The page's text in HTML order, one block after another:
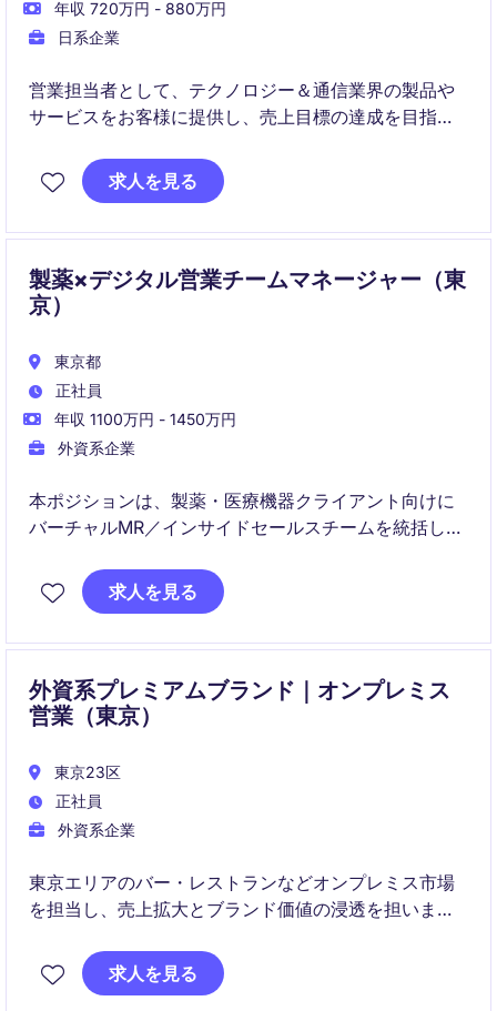
年収 720万円 - 880万円
日系企業
営業担当者として、テクノロジー＆通信業界の製品や
サービスをお客様に提供し、売上目標の達成を目指し
組んでいただける方を募集しています。
求人を見る
製薬×デジタル営業チームマネージャー（東
京）
東京都
正社員
年収 1100万円 - 1450万円
外資系企業
本ポジションは、製薬・医療機器クライアント向けに
バーチャルMR／インサイドセールスチームを統括し、
推進します。KPI管理、チーム育成、クライアント対応
を通じて、プロジェクト全体の成果最大化を担いま
求人を見る
外資系プレミアムブランド｜オンプレミス
営業（東京）
東京23区
正社員
外資系企業
東京エリアのバー・レストランなどオンプレミス市場
を担当し、売上拡大とブランド価値の浸透を担いま
し、市場での存在感を高めるポジションです。
求人を見る